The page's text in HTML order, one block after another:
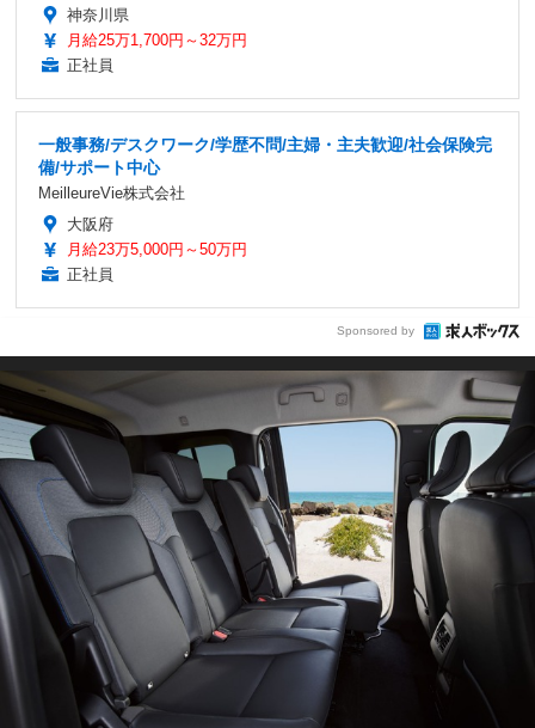
神奈川県
月給25万1,700円～32万円
正社員
一般事務/デスクワーク/学歴不問/主婦・主夫歓迎/社会保険完
備/サポート中心
MeilleureVie株式会社
大阪府
月給23万5,000円～50万円
正社員
Sponsored by